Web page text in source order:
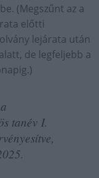
(Megszűnt az a
előtti
lejárata után
de legfeljebb a
tanév I.